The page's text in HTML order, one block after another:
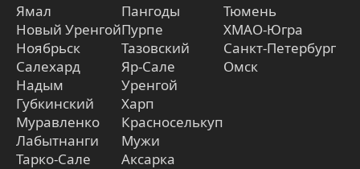
Ямал
Новый Уренгой
Ноябрьск
Салехард
Надым
Губкинский
Муравленко
Лабытнанги
Тарко-Сале
Пангоды
Пурпе
Тазовский
Яр-Сале
Уренгой
Харп
Красноселькуп
Мужи
Аксарка
Тюмень
ХМАО-Югра
Санкт-Петербург
Омск